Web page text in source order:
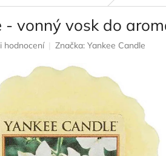
- vonný vosk do
hodnocení Značka: Yankee Candle